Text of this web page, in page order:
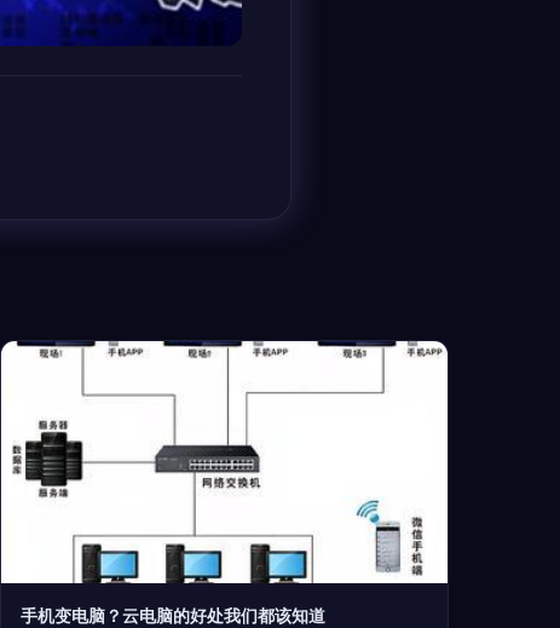
手机变电脑？云电脑的好处我们都该知道